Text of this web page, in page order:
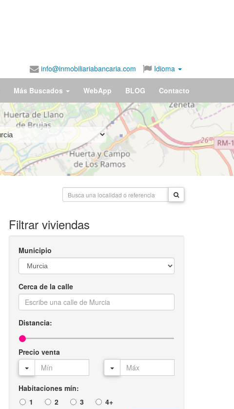
info@inmobiliariabancaria.com Idioma
Más Buscados WebApp BLOG Contacto
Filtrar viviendas
Municipio
Cerca de la calle
Distancia:
Precio venta
Habitaciones mín:
1
2 3 4+